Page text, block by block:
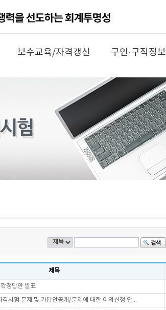
보수교육/자격갱신 구인·구직정보
제목
정답안 발표
격시험 문제 및 가답안공개/문제에 대한 이의신청 안...